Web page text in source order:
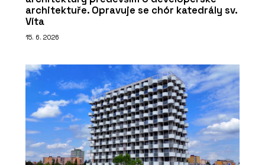
architektuře. Opravuje se chór katedrály sv.
Víta
15. 6. 2026